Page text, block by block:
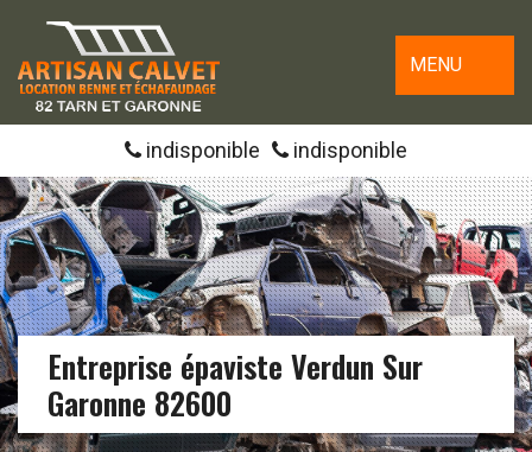
MENU
indisponible indisponible
Entreprise épaviste Verdun Sur
Garonne 82600